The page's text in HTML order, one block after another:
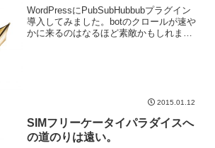
WordPressにPubSubHubbubプラグイン
導入してみました。botのクロールが速や
かに来るのはなるほど素敵かもしれませ
2015.01.12
SIMフリーケータイパラダイスへ
の道のりは遠い。